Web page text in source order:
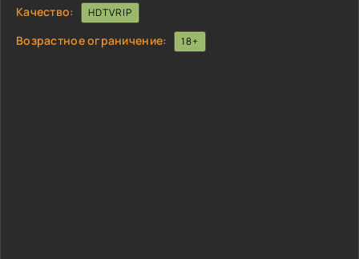
Качество:
HDTVRIP
Возрастное ограничение: 18+